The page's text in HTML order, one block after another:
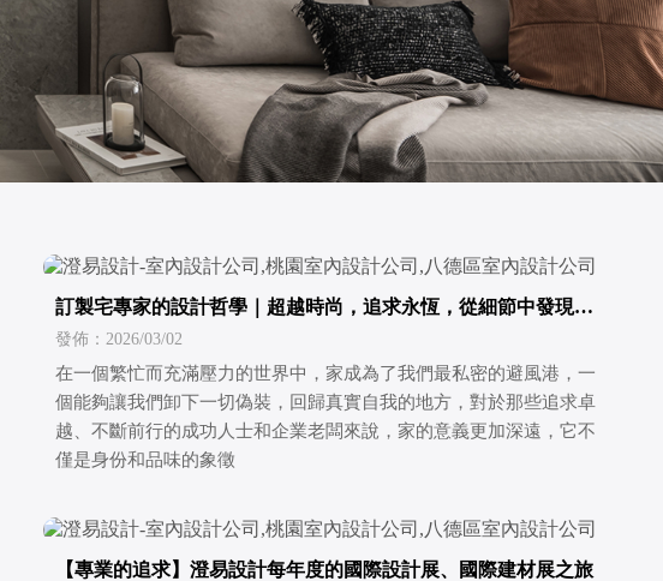
訂製宅專家的設計哲學｜超越時尚，追求永恆，從細節中發現生
活的無限可能
發佈：2026/03/02
在一個繁忙而充滿壓力的世界中，家成為了我們最私密的避風港，一
個能夠讓我們卸下一切偽裝，回歸真實自我的地方，對於那些追求卓
越、不斷前行的成功人士和企業老闆來說，家的意義更加深遠，它不
僅是身份和品味的象徵
【專業的追求】澄易設計每年度的國際設計展、國際建材展之旅